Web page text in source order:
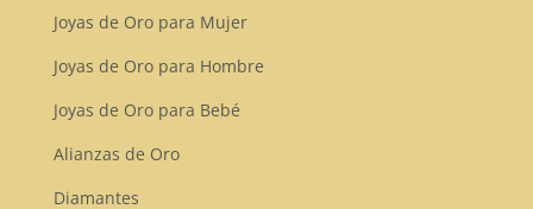
Joyas de Oro para Mujer
Joyas de Oro para Hombre
Joyas de Oro para Bebé
Alianzas de Oro
Diamantes